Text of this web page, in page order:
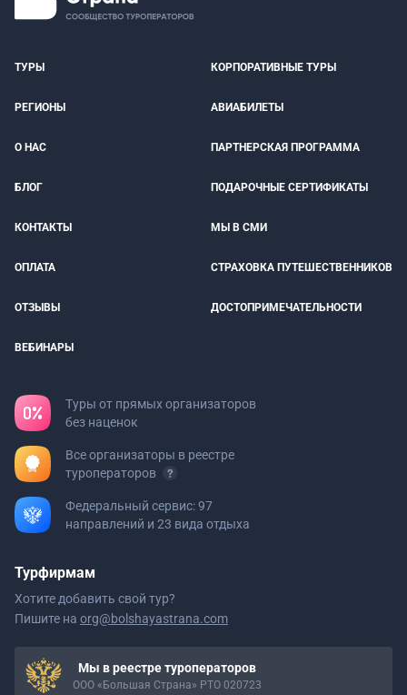
ТУРЫ КОРПОРАТИВНЫЕ ТУРЫ
РЕГИОНЫ АВИАБИЛЕТЫ
О НАС ПАРТНЕРСКАЯ ПРОГРАММА
БЛОГ ПОДАРОЧНЫЕ СЕРТИФИКАТЫ
КОНТАКТЫ МЫ В СМИ
ОПЛАТА СТРАХОВКА ПУТЕШЕСТВЕННИКОВ
ОТЗЫВЫ ДОСТОПРИМЕЧАТЕЛЬНОСТИ
ВЕБИНАРЫ
Туры от прямых организаторов
без наценок
Все организаторы в реестре
туроператоров
Федеральный сервис: 97
направлений и 23 вида отдыха
Турфирмам
Хотите добавить свой тур?
Пишите на org@bolshayastrana.com
Мы в реестре туроператоров
ООО «Большая Страна» РТО 020723